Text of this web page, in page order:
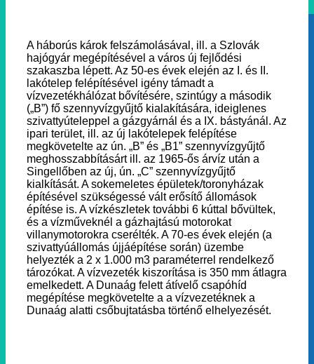
A háborús károk felszámolásával, ill. a Szlovák
hajógyár megépítésével a város új fejlődési
szakaszba lépett. Az 50-es évek elején az I. és II.
lakótelep felépítésével igény támadt a
vízvezetékhálózat bővítésére, szintúgy a második
(„B”) fő szennyvízgyűjtő kialakítására, ideiglenes
szivattyúteleppel a gázgyárnál és a IX. bástyánál. Az
ipari terület, ill. az új lakótelepek felépítése
megkövetelte az ún. „B” és „B1” szennyvízgyűjtő
meghosszabbításárt ill. az 1965-ős árvíz után a
Singellőben az új, ún. „C” szennyvízgyűjtő
kialkítását. A sokemeletes épületek/toronyházak
építésével szükségessé vált erősítő állomások
építése is. A vízkészletek további 6 kúttal bővültek,
és a vízműveknél a gázhajtású motorokat
villanymotorokra cserélték. A 70-es évek elején (a
szivattyúállomás újjáépítése során) üzembe
helyezték a 2 x 1.000 m3 paraméterrel rendelkező
tározókat. A vízvezeték kiszorítása is 350 mm átlagra
emelkedett. A Dunaág felett átívelő csapóhíd
megépítése megkövetelte a a vízvezetéknek a
Dunaág alatti csőbujtatásba történő elhelyezését.